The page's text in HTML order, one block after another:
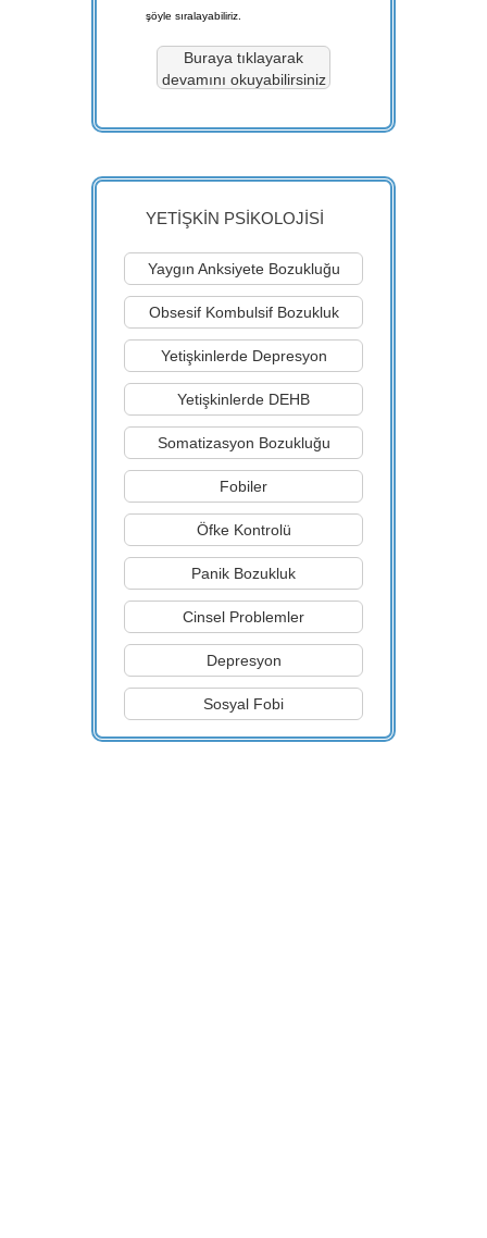
Depresyon
YETİŞKİN PSİKOLOJİSİ
şöyle sıralayabiliriz.
Buraya tıklayarak
devamını okuyabilirsiniz
Fobiler
Obsesif Kombulsif Bozukluk
Öfke Kontrolü
Panik Bozukluk
Somatizasyon Bozukluğu
Yaygın Anksiyete Bozukluğu
Yetişkinlerde DEHB
Yetişkinlerde Depresyon
Sosyal Fobi
Cinsel Problemler